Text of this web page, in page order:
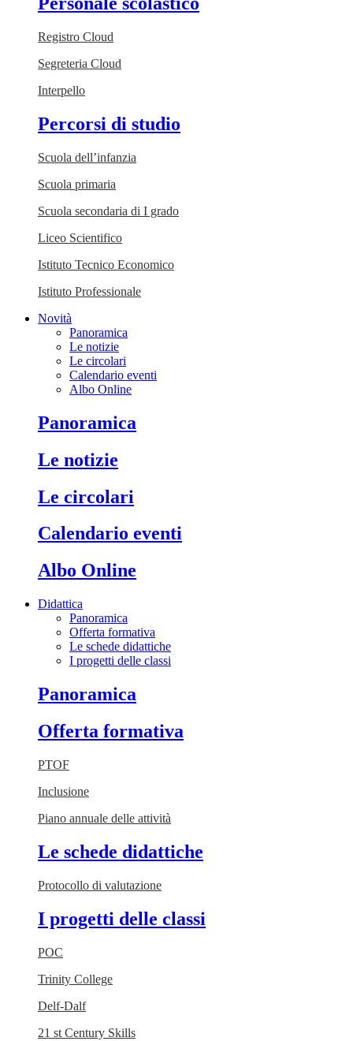
Registro Cloud
Segreteria Cloud
Interpello
Percorsi di studio
Scuola dell’infanzia
Scuola primaria
Scuola secondaria di I grado
Liceo Scientifico
Istituto Tecnico Economico
Istituto Professionale
Novità
Panoramica
Le notizie
Le circolari
Calendario eventi
Albo Online
Panoramica
Le notizie
Le circolari
Calendario eventi
Albo Online
Didattica
Panoramica
Offerta formativa
Le schede didattiche
I progetti delle classi
Panoramica
Offerta formativa
PTOF
Inclusione
Piano annuale delle attività
Le schede didattiche
Protocollo di valutazione
I progetti delle classi
POC
Trinity College
Delf-Dalf
21 st Century Skills